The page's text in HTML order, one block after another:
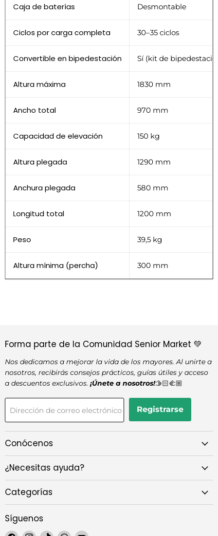
Caja de baterías Desmontable
Ciclos por carga completa 30–35 ciclos
Convertible en bipedestación Sí (kit de
Altura máxima 1830 mm
Ancho total 970 mm
Capacidad de elevación 150 kg
Altura plegada 1290 mm
Anchura plegada 580 mm
Longitud total 1200 mm
Peso 39,5 kg
Altura mínima (percha) 300 mm
Forma parte de la Comunidad Senior Market 💚
Nos dedicamos a mejorar la vida de los mayores. Al unirte a
nosotros, recibirás consejos prácticos, guías útiles y acceso
a descuentos exclusivos. ¡Únete a nosotros!🫱🏻‍🫲🏼
Dirección de correo electrónico Registrarse
Conócenos
¿Necesitas ayuda?
Categorías
Síguenos